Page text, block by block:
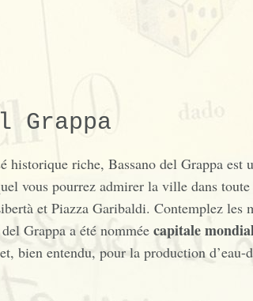
Grappa
historique riche, Bassano del Grappa
vous pourrez admirer la ville dans
et Piazza Garibaldi. Contemplez
Grappa a été nommée capitale
bien entendu, pour la production d’eau-